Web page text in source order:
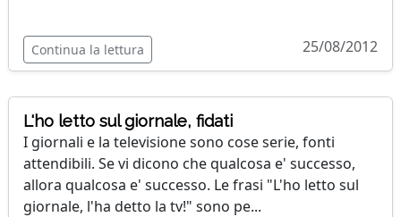
Continua la lettura 25/08/2012
L'ho letto sul giornale, fidati
I giornali e la televisione sono cose serie, fonti
attendibili. Se vi dicono che qualcosa e' successo,
allora qualcosa e' successo. Le frasi "L'ho letto sul
giornale, l'ha detto la tv!" sono pe...